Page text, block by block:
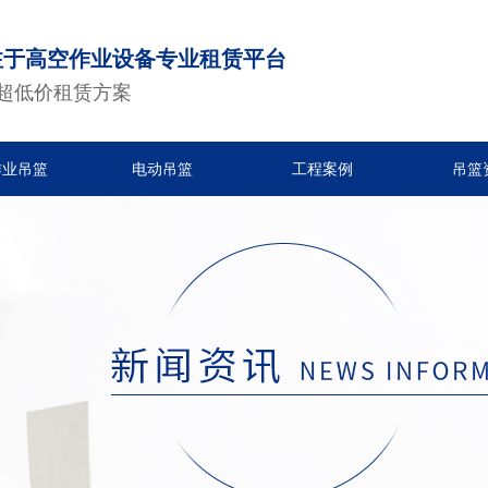
高空作业设备专业租赁平台
低价租赁方案
吊篮 电动吊篮 工程案例 吊篮